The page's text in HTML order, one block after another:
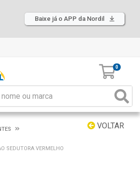
Baixe já o APP da Nordil
0
VOLTAR
SEDUTORA VERMELHO